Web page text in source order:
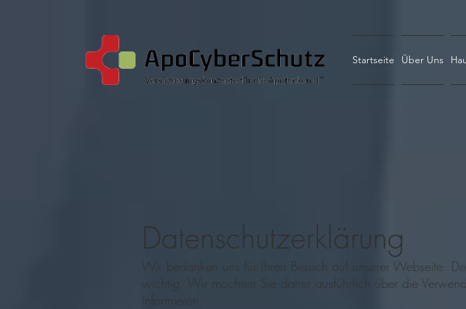
Startseite Über Uns
Datenschutzerklärung
Wir bedanken uns für Ihren Besuch auf unserer Webseite.
wichtig. Wir möchten Sie daher ausführlich über die
informieren.